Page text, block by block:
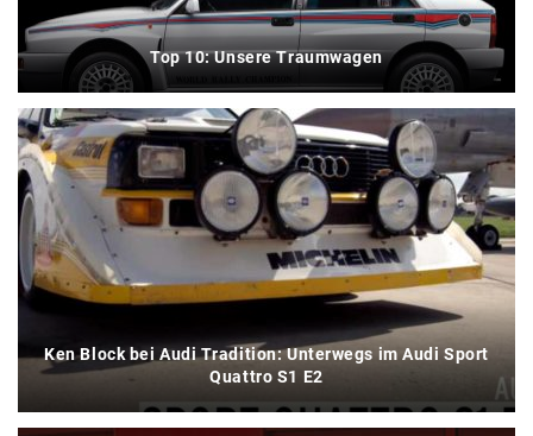
Top 10: Unsere Traumwagen
Ken Block bei Audi Tradition: Unterwegs im Audi Sport
Quattro S1 E2